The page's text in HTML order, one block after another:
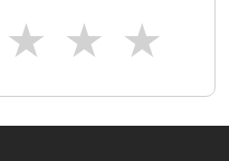
5
4
3